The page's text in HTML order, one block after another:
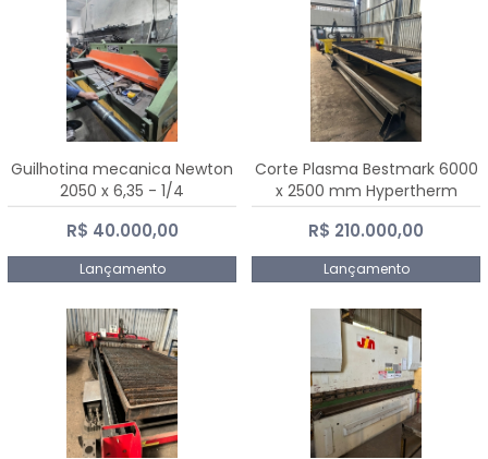
Guilhotina mecanica Newton
2050 x 6,35 - 1/4
R$ 40.000,00
Lançamento
Corte Plasma Bestmark 6000
x 2500 mm Hypertherm
MaxPro 200
R$ 210.000,00
Lançamento